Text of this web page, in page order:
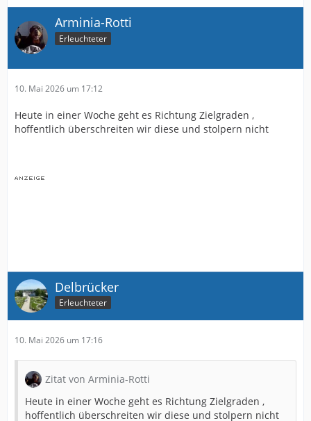
Arminia-Rotti
Erleuchteter
10. Mai 2026 um 17:12
Heute in einer Woche geht es Richtung Zielgraden ,
hoffentlich überschreiten wir diese und stolpern nicht
Delbrücker
Erleuchteter
10. Mai 2026 um 17:16
Zitat von Arminia-Rotti
Heute in einer Woche geht es Richtung Zielgraden ,
hoffentlich überschreiten wir diese und stolpern nicht